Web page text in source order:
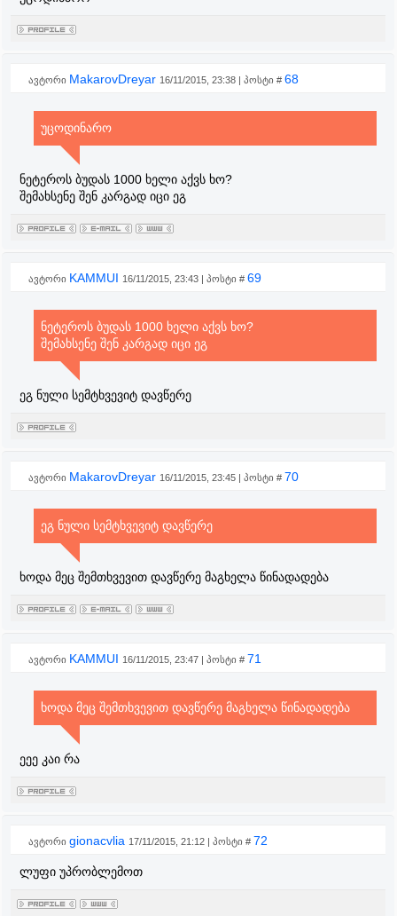
ავტორი MakarovDreyar 16/11/2015, 23:38 | პოსტი # 68
უცოდინარო
ნეტეროს ბუდას 1000 ხელი აქვს ხო?
შემახსენე შენ კარგად იცი ეგ
ავტორი KAMMUI 16/11/2015, 23:43 | პოსტი # 69
ნეტეროს ბუდას 1000 ხელი აქვს ხო?
შემახსენე შენ კარგად იცი ეგ
ეგ ნული სემტხვევიტ დავწერე
ავტორი MakarovDreyar 16/11/2015, 23:45 | პოსტი # 70
ეგ ნული სემტხვევიტ დავწერე
ხოდა მეც შემთხვევით დავწერე მაგხელა წინადადება
ავტორი KAMMUI 16/11/2015, 23:47 | პოსტი # 71
ხოდა მეც შემთხვევით დავწერე მაგხელა წინადადება
ეეე კაი რა
ავტორი gionacvlia 17/11/2015, 21:12 | პოსტი # 72
ლუფი უპრობლემოთ